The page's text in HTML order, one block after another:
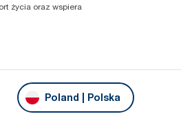
życia oraz wspiera
Poland | Polska